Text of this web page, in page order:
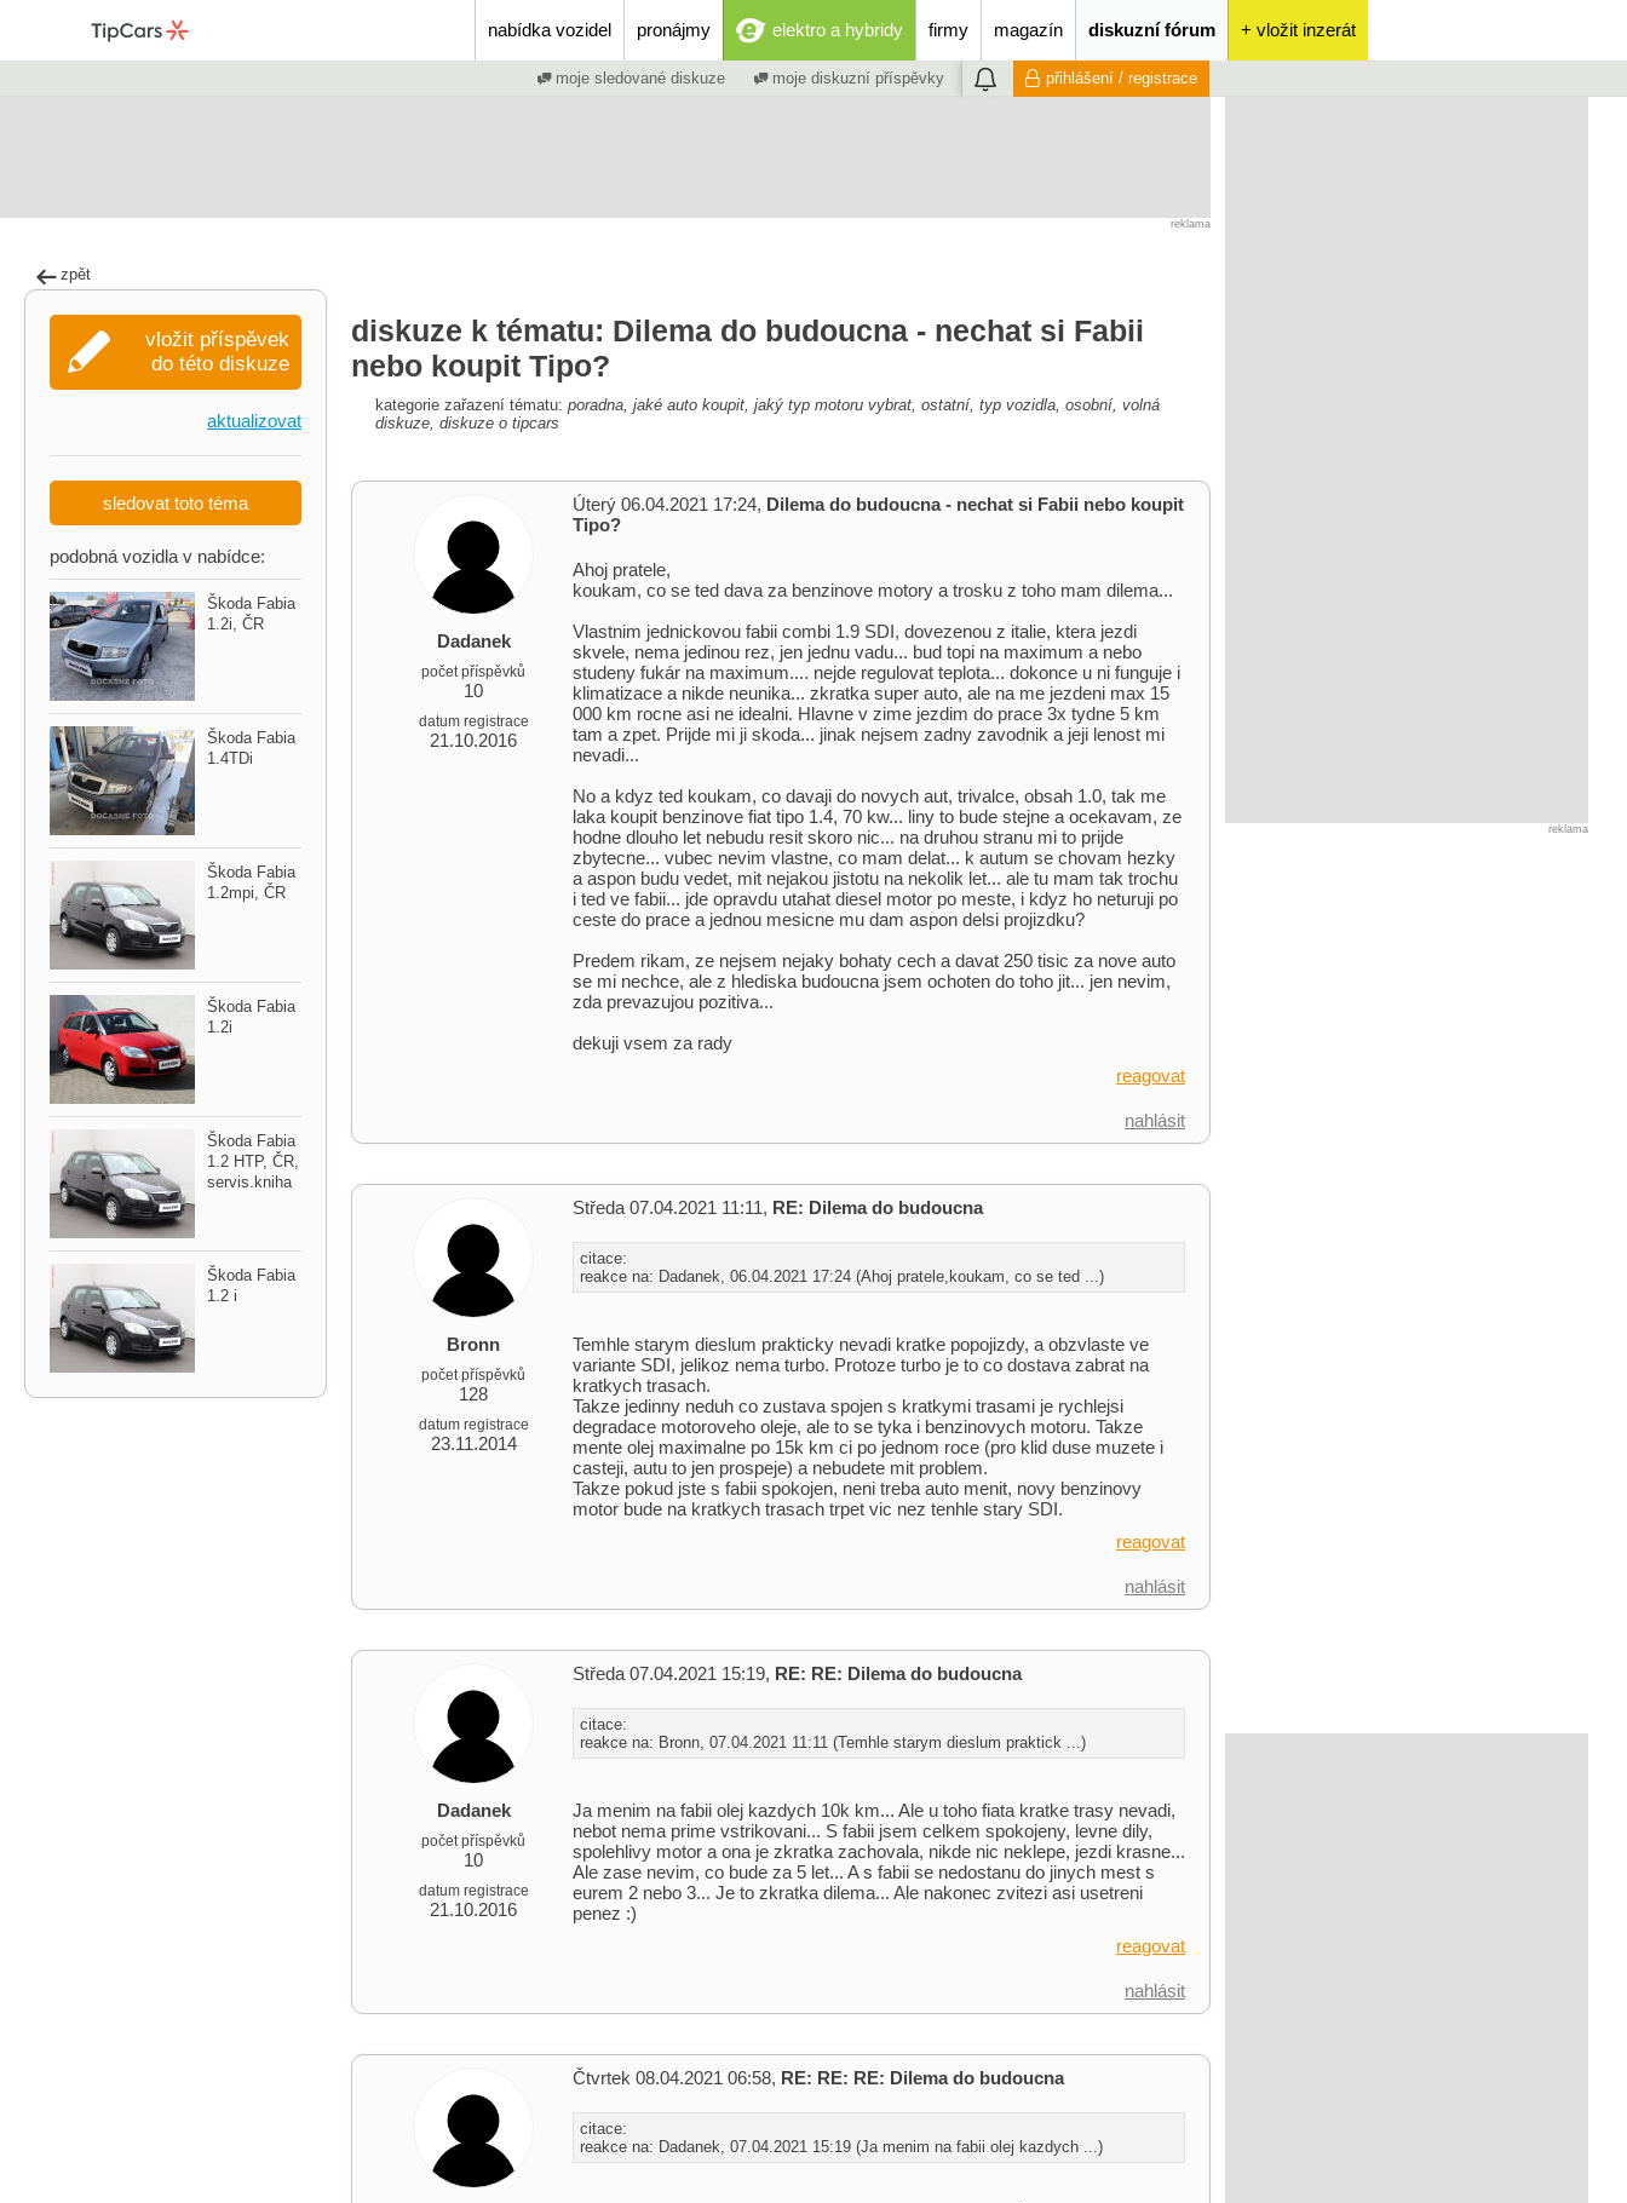
nabídka vozidel pronájmy elektro a hybridy firmy magazín diskuzní fórum + vložit inzerát
moje sledované diskuze moje diskuzní příspěvky přihlášení / registrace
reklama
zpět
diskuze k tématu: Dilema do budoucna - nechat si Fabii
nebo koupit Tipo?
kategorie zařazení tématu: poradna, jaké auto koupit, jaký typ motoru vybrat, ostatní, typ vozidla, osobní, volná
diskuze, diskuze o tipcars
Dadanek
počet příspěvků
10
datum registrace
21.10.2016
Úterý 06.04.2021 17:24, Dilema do budoucna - nechat si Fabii nebo koupit
Tipo?
Ahoj pratele,
koukam, co se ted dava za benzinove motory a trosku z toho mam dilema...
Vlastnim jednickovou fabii combi 1.9 SDI, dovezenou z italie, ktera jezdi
skvele, nema jedinou rez, jen jednu vadu... bud topi na maximum a nebo
studeny fukár na maximum.... nejde regulovat teplota... dokonce u ni funguje i
klimatizace a nikde neunika... zkratka super auto, ale na me jezdeni max 15
000 km rocne asi ne idealni. Hlavne v zime jezdim do prace 3x tydne 5 km
tam a zpet. Prijde mi ji skoda... jinak nejsem zadny zavodnik a jeji lenost mi
nevadi...
No a kdyz ted koukam, co davaji do novych aut, trivalce, obsah 1.0, tak me
laka koupit benzinove fiat tipo 1.4, 70 kw... liny to bude stejne a ocekavam, ze
hodne dlouho let nebudu resit skoro nic... na druhou stranu mi to prijde
zbytecne... vubec nevim vlastne, co mam delat... k autum se chovam hezky
a aspon budu vedet, mit nejakou jistotu na nekolik let... ale tu mam tak trochu
i ted ve fabii... jde opravdu utahat diesel motor po meste, i kdyz ho neturuji po
ceste do prace a jednou mesicne mu dam aspon delsi projizdku?
Predem rikam, ze nejsem nejaky bohaty cech a davat 250 tisic za nove auto
se mi nechce, ale z hlediska budoucna jsem ochoten do toho jit... jen nevim,
zda prevazujou pozitiva...
dekuji vsem za rady
reagovat
nahlásit
Bronn
počet příspěvků
128
datum registrace
23.11.2014
Středa 07.04.2021 11:11, RE: Dilema do budoucna
citace:
reakce na: Dadanek, 06.04.2021 17:24 (Ahoj pratele,koukam, co se ted ...)
Temhle starym dieslum prakticky nevadi kratke popojizdy, a obzvlaste ve
variante SDI, jelikoz nema turbo. Protoze turbo je to co dostava zabrat na
kratkych trasach.
Takze jedinny neduh co zustava spojen s kratkymi trasami je rychlejsi
degradace motoroveho oleje, ale to se tyka i benzinovych motoru. Takze
mente olej maximalne po 15k km ci po jednom roce (pro klid duse muzete i
casteji, autu to jen prospeje) a nebudete mit problem.
Takze pokud jste s fabii spokojen, neni treba auto menit, novy benzinovy
motor bude na kratkych trasach trpet vic nez tenhle stary SDI.
reagovat
nahlásit
Dadanek
počet příspěvků
10
datum registrace
21.10.2016
Středa 07.04.2021 15:19, RE: RE: Dilema do budoucna
citace:
reakce na: Bronn, 07.04.2021 11:11 (Temhle starym dieslum praktick ...)
Ja menim na fabii olej kazdych 10k km... Ale u toho fiata kratke trasy nevadi,
nebot nema prime vstrikovani... S fabii jsem celkem spokojeny, levne dily,
spolehlivy motor a ona je zkratka zachovala, nikde nic neklepe, jezdi krasne...
Ale zase nevim, co bude za 5 let... A s fabii se nedostanu do jinych mest s
eurem 2 nebo 3... Je to zkratka dilema... Ale nakonec zvitezi asi usetreni
penez :)
reagovat
nahlásit
Čtvrtek 08.04.2021 06:58, RE: RE: RE: Dilema do budoucna
citace:
reakce na: Dadanek, 07.04.2021 15:19 (Ja menim na fabii olej kazdych ...)
vložit příspěvek
do této diskuze
aktualizovat
sledovat toto téma
podobná vozidla v nabídce:
Škoda Fabia
1.2i,​ ČR
Škoda Fabia
1.4TDi
Škoda Fabia
1.2mpi,​ ČR
Škoda Fabia
1.2i
Škoda Fabia
1.2 HTP,​ ČR,​
servis.kniha
Škoda Fabia
1.2 i
reklama